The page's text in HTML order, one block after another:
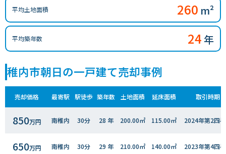
平均土地面積 260 m²
平均築年数 24年
稚内市朝日の一戸建て売却事例
売却価格 最寄駅 駅徒歩 築年数 土地面積 延床面積 取引時期
850万円 南稚内 30分 28 年 200.00㎡ 115.00㎡ 2024年第2四
650万円 南稚内 30分 29 年 210.00㎡ 140.00㎡ 2023年第4四